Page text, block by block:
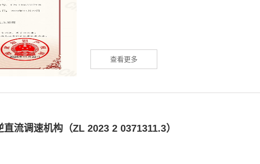
查看更多
流调速机构（ZL 2023 2 0371311.3）